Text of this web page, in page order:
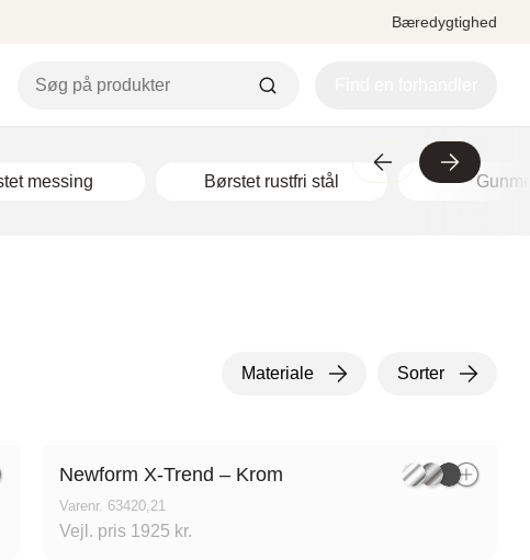
Bæredygtighed
messing Børstet rustfri stål
Materiale Sorter
Newform X-Trend – Krom
Varenr. 63420,21
Vejl. pris 1925 kr.